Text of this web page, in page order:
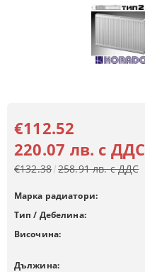
€112.52
220.07 лв. с ДДС
€132.38 258.91 лв. с ДДС
Марка радиатори:
Тип / Дебелина:
Височина:
Дължина: